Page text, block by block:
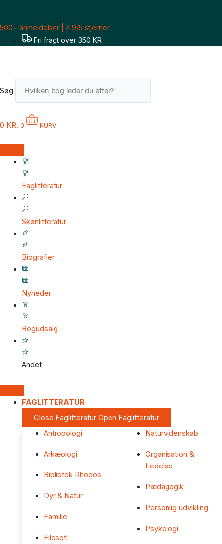
indholdet
500+ anmeldelser | 4.9/5 stjerner
Fri fragt over 350 KR
Søg
0 KR. 0 KURV
Faglitteratur
Skønlitteratur
Biografier
Nyheder
Bogudsalg
Andet
FAGLITTERATUR
Close Faglitteratur Open Faglitteratur
Antropologi
Arkæologi
Bibliotek Rhodos
Dyr & Natur
Familie
Filosofi
Naturvidenskab
Organisation &
Ledelse
Pædagogik
Personlig udvikling
Psykologi
seneste